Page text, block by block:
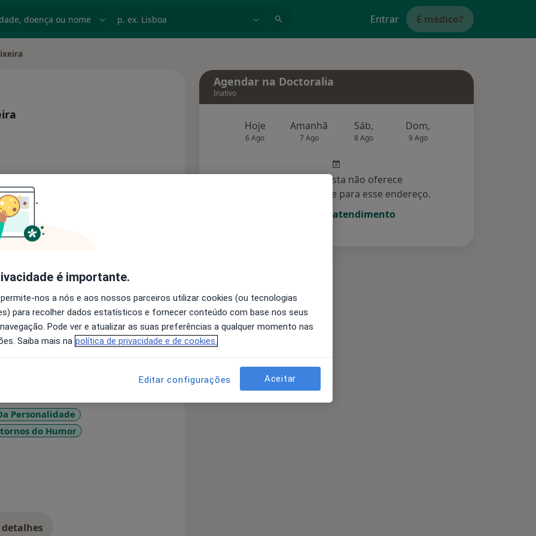
Entrar É médico?
Solicite um atendimento
Consultórios
Faculdade de Psicologia e de
(FPCEUP).
- European Federation of
(Instituto Português de Psicologia e
Pedagógicas (IEFP). Responsável
intensivos,
Cuidados Paliativos,
Depressão, e Depressão Pós-
ansiedade.
Personalidade
do Humor
Agendar na Doctoralia
Inativo
Hoje
6 Ago
Amanhã
7 Ago
Sáb,
8 Ago
Dom,
9 Ago
Esse especialista não oferece
agendamento online para esse endereço.
Solicite um atendimento
é importante.
nos a nós e aos nossos parceiros utilizar cookies (ou tecnologias
para recolher dados estatísticos e fornecer conteúdo com base nos seus
Pode ver e atualizar as suas preferências a qualquer momento nas
Saiba mais na política de privacidade e de cookies.
Editar configurações Aceitar